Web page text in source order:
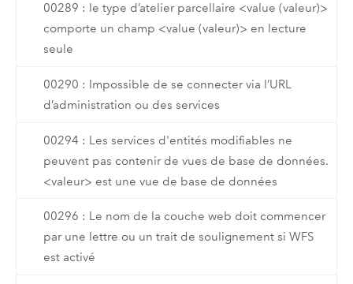
00289 : le type d’atelier parcellaire <value (valeur)>
comporte un champ <value (valeur)> en lecture
seule
00290 : Impossible de se connecter via l’URL
d’administration ou des services
00294 : Les services d'entités modifiables ne
peuvent pas contenir de vues de base de données.
<valeur> est une vue de base de données
00296 : Le nom de la couche web doit commencer
par une lettre ou un trait de soulignement si WFS
est activé